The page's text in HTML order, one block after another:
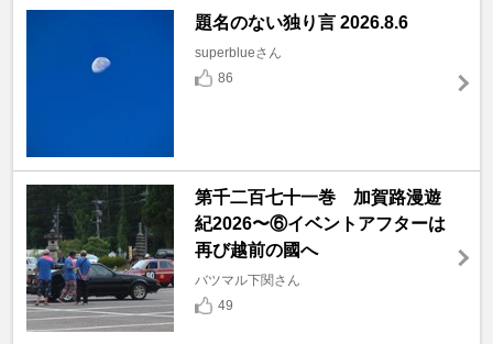
題名のない独り言 2026.8.6
superblueさん
86
第千二百七十一巻 加賀路漫遊
紀2026〜⑥イベントアフターは
再び越前の國へ
バツマル下関さん
49